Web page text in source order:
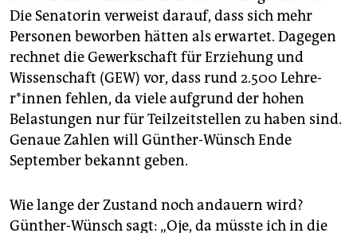
Die Senatorin verweist darauf, dass sich mehr
Personen beworben hätten als erwartet. Dagegen
rechnet die Gewerkschaft für Erziehung und
Wissenschaft (GEW) vor, dass rund 2.500 Leh­re­
r*in­nen fehlen, da viele aufgrund der hohen
Belastungen nur für Teilzeitstellen zu haben sind.
Genaue Zahlen will Günther-Wünsch Ende
September bekannt geben.
Wie lange der Zustand noch andauern wird?
Günther-Wünsch sagt: „Oje, da müsste ich in die